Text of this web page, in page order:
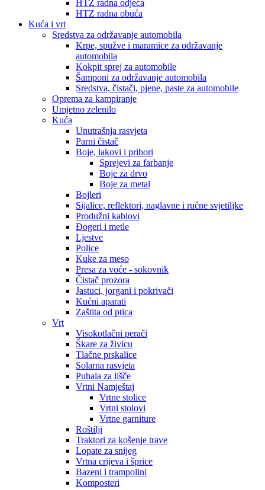
HTZ radna odjeća
HTZ radna obuća
Kuća i vrt
Sredstva za održavanje automobila
Krpe, spužve i maramice za održavanje
automobila
Kokpit sprej za automobile
Šamponi za održavanje automobila
Sredstva, čistači, pjene, paste za automobile
Oprema za kampiranje
Umjetno zelenilo
Kuća
Unutrašnja rasvjeta
Parni čistač
Boje, lakovi i pribori
Sprejevi za farbanje
Boje za drvo
Boje za metal
Bojleri
Sijalice, reflektori, naglavne i ručne svjetiljke
Produžni kablovi
Đogeri i metle
Ljestve
Police
Kuke za meso
Presa za voće - sokovnik
Čistač prozora
Jastuci, jorgani i pokrivači
Kućni aparati
Zaštita od ptica
Vrt
Visokotlačni perači
Škare za živicu
Tlačne prskalice
Solarna rasvjeta
Puhala za lišče
Vrtni Namještaj
Vrtne stolice
Vrtni stolovi
Vrtne garniture
Roštilji
Traktori za košenje trave
Lopate za snijeg
Vrtna crijeva i šprice
Bazeni i trampolini
Komposteri